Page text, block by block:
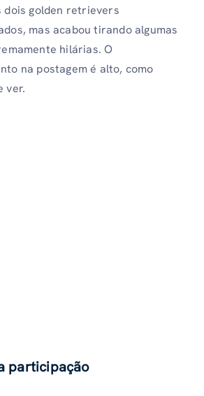
dois golden retrievers
mas acabou tirando algumas
hilárias. O
na postagem é alto, como
ver.
participação